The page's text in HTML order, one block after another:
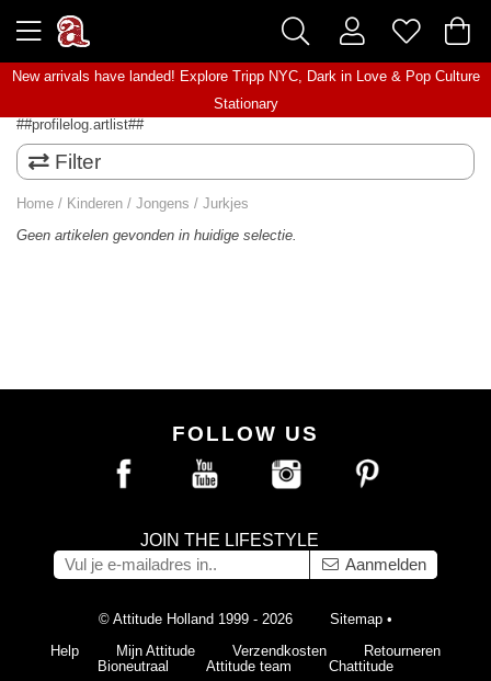
New arrivals have landed! Explore Tripp NYC, Dark in Love& Pop Culture
Stationary
##profilelog.artlist##
Filter
Home / Kinderen / Jongens / Jurkjes
Geen artikelen gevonden in huidige selectie.
FOLLOW US
JOIN THE LIFESTYLE
Aanmelden
© Attitude Holland 1999 - 2026 Sitemap •
Help
Mijn Attitude Verzendkosten
Retourneren
Bioneutraal
Attitude team
Chattitude